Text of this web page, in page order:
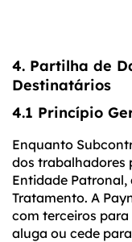
4. Partilha de
Destinatários
4.1 Princípio
Enquanto
dos trabalhadores
Entidade Patronal,
Tratamento. A
com terceiros
aluga ou cede